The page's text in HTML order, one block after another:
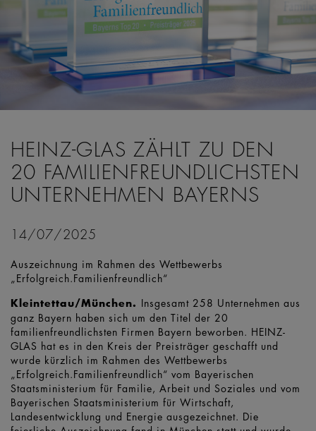
HEINZ-GLAS ZÄHLT ZU DEN
20 FAMILIENFREUNDLICHSTEN
UNTERNEHMEN BAYERNS
14/07/2025
Auszeichnung im Rahmen des Wettbewerbs
„Erfolgreich.Familienfreundlich“
Kleintettau/München. Insgesamt 258 Unternehmen aus
ganz Bayern haben sich um den Titel der 20
familienfreundlichsten Firmen Bayern beworben. HEINZ-
GLAS hat es in den Kreis der Preisträger geschafft und
wurde kürzlich im Rahmen des Wettbewerbs
„Erfolgreich.Familienfreundlich“ vom Bayerischen
Staatsministerium für Familie, Arbeit und Soziales und vom
Bayerischen Staatsministerium für Wirtschaft,
Landesentwicklung und Energie ausgezeichnet. Die